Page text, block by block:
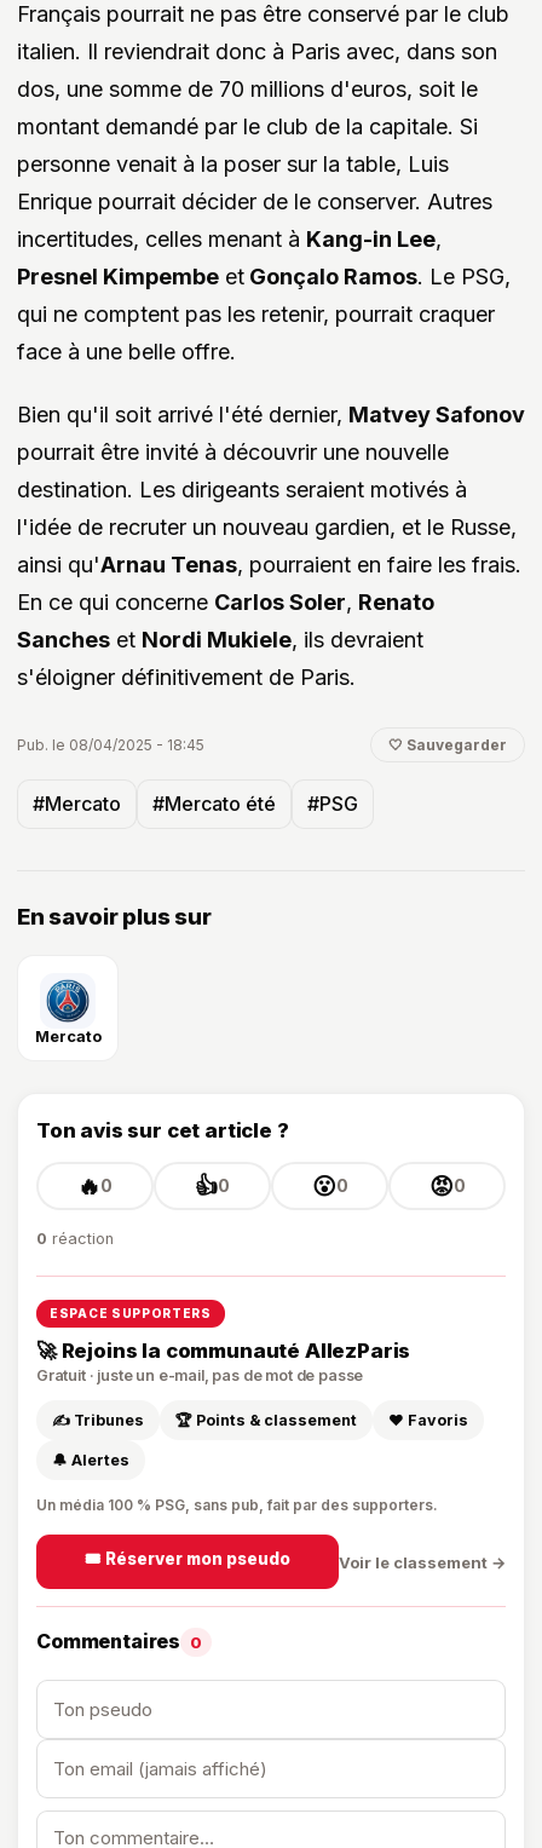
Français pourrait ne pas être conservé par le club
italien. Il reviendrait donc à Paris avec, dans son
dos, une somme de 70 millions d'euros, soit le
montant demandé par le club de la capitale. Si
personne venait à la poser sur la table, Luis
Enrique pourrait décider de le conserver. Autres
incertitudes, celles menant à Kang-in Lee,
Presnel Kimpembe et Gonçalo Ramos. Le PSG,
qui ne comptent pas les retenir, pourrait craquer
face à une belle offre.
Bien qu'il soit arrivé l'été dernier, Matvey Safonov
pourrait être invité à découvrir une nouvelle
destination. Les dirigeants seraient motivés à
l'idée de recruter un nouveau gardien, et le Russe,
ainsi qu'Arnau Tenas, pourraient en faire les frais.
En ce qui concerne Carlos Soler, Renato
Sanches et Nordi Mukiele, ils devraient
s'éloigner définitivement de Paris.
Pub. le 08/04/2025 - 18:45 🤍 Sauvegarder
#Mercato #Mercato été #PSG
En savoir plus sur
Mercato
Ton avis sur cet article ?
🔥0 👍0 😮0 😡0
0 réaction
ESPACE SUPPORTERS
🚀 Rejoins la communauté AllezParis
Gratuit · juste un e-mail, pas de mot de passe
✍️ Tribunes 🏆 Points & classement ❤️ Favoris
🔔 Alertes
Un média 100 % PSG, sans pub, fait par des supporters.
🎟️ Réserver mon pseudo Voir le classement →
Commentaires 0